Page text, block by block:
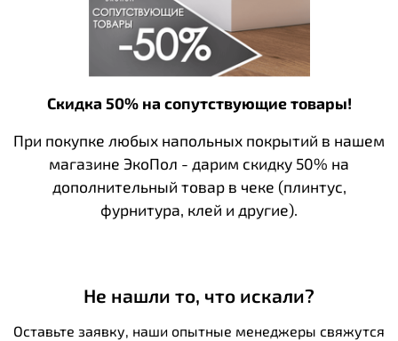
Скидка 50% на сопутствующие товары!
При покупке любых напольных покрытий в нашем
магазине ЭкоПол - дарим скидку 50% на
дополнительный товар в чеке (плинтус,
фурнитура, клей и другие).
Не нашли то, что искали?
Оставьте заявку, наши опытные менеджеры свяжутся